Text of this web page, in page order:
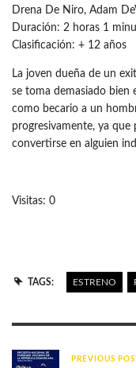
Drena De Niro, Adam
Duración: 2 horas 1
Clasificación: + 12 años
La joven dueña de un
se toma demasiado bien
como becario a un
progresivamente, ya
convertirse en alguien
Visitas: 0
TAGS: ESTRENO
PREVIOUS POST